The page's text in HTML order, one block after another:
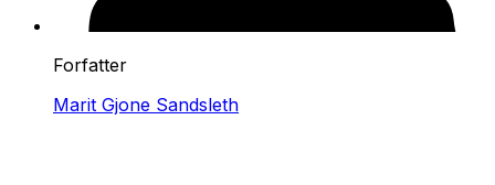
Forfatter
Marit Gjone Sandsleth